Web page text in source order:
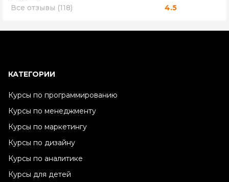
Все отзывы (118)
4.5
КАТЕГОРИИ
Курсы по программированию
Курсы по менеджменту
Курсы по маркетингу
Курсы по дизайну
Курсы по аналитике
Курсы для детей